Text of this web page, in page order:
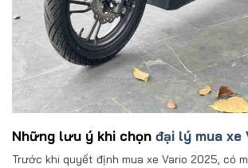
Những lưu ý khi chọn đại lý mua xe
Trước khi quyết định mua xe Vario 2025, có